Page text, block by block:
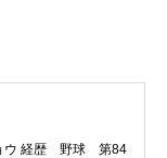
ウ 経歴 野球 第84